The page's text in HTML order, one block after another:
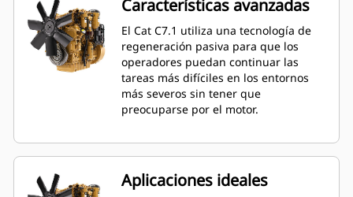
de plataformas de 9 litros.
Características avanzadas
El Cat C7.1 utiliza una tecnología de
regeneración pasiva para que los
operadores puedan continuar las
tareas más difíciles en los entornos
más severos sin tener que
preocuparse por el motor.
Aplicaciones ideales